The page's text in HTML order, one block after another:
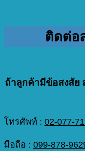
ติดต่อ
ถ้าลูกค้ามีข้อสงสัย
โทรศัพท์ : 02-077-
มือถือ : 099-878-